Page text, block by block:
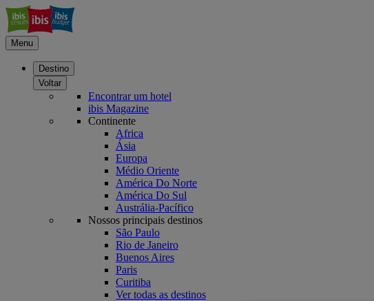
Menu
Destino
Voltar
Encontrar um hotel
ibis Magazine
Continente
Africa
Ásia
Europa
Médio Oriente
América Do Norte
América Do Sul
Austrália-Pacífico
Nossos principais destinos
São Paulo
Rio de Janeiro
Buenos Aires
Paris
Curitiba
Ver todas as destinos